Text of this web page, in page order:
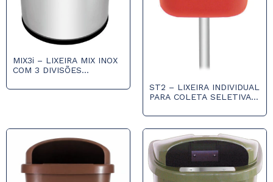
MIX3i – LIXEIRA MIX INOX
COM 3 DIVISÕES
ST2 – LIXEIRA INDIVIDUAL
PARA COLETA SELETIVA